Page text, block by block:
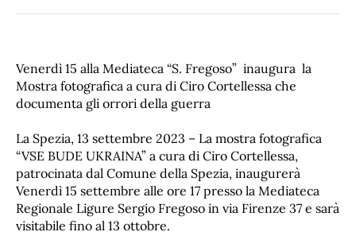
Venerdì 15 alla Mediateca “S. Fregoso” inaugura la
Mostra fotografica a cura di Ciro Cortellessa che
documenta gli orrori della guerra
La Spezia, 13 settembre 2023 – La mostra fotografica
“VSE BUDE UKRAINA” a cura di Ciro Cortellessa,
patrocinata dal Comune della Spezia, inaugurerà
Venerdì 15 settembre alle ore 17 presso la Mediateca
Regionale Ligure Sergio Fregoso in via Firenze 37 e sarà
visitabile fino al 13 ottobre.